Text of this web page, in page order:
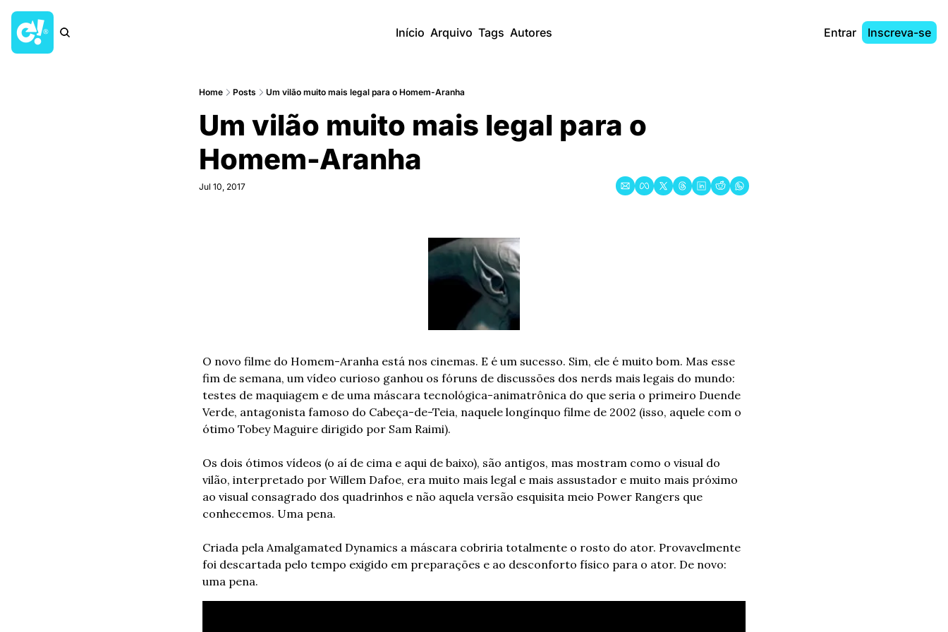
Início Arquivo Tags Autores Entrar Inscreva-se
Home Posts Um vilão muito mais legal para o Homem-Aranha
Um vilão muito mais legal para o
Homem-Aranha
Jul 10, 2017
O novo filme do Homem-Aranha está nos cinemas. E é um sucesso. Sim, ele é muito bom. Mas esse
fim de semana, um vídeo curioso ganhou os fóruns de discussões dos nerds mais legais do mundo:
testes de maquiagem e de uma máscara tecnológica-animatrônica do que seria o primeiro Duende
Verde, antagonista famoso do Cabeça-de-Teia, naquele longínquo filme de 2002 (isso, aquele com o
ótimo Tobey Maguire dirigido por Sam Raimi).
Os dois ótimos vídeos (o aí de cima e aqui de baixo), são antigos, mas mostram como o visual do
vilão, interpretado por Willem Dafoe, era muito mais legal e mais assustador e muito mais próximo
ao visual consagrado dos quadrinhos e não aquela versão esquisita meio Power Rangers que
conhecemos. Uma pena.
Criada pela Amalgamated Dynamics a máscara cobriria totalmente o rosto do ator. Provavelmente
foi descartada pelo tempo exigido em preparações e ao desconforto físico para o ator. De novo:
uma pena.